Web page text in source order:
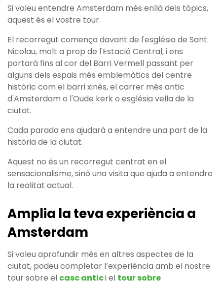
Si voleu entendre Amsterdam més enllà dels tòpics,
aquest és el vostre tour.
El recorregut comença davant de l'església de Sant
Nicolau, molt a prop de l'Estació Central, i ens
portarà fins al cor del Barri Vermell passant per
alguns dels espais més emblemàtics del centre
històric com el barri xinès, el carrer més antic
d'Amsterdam o l'Oude kerk o església vella de la
ciutat.
Cada parada ens ajudarà a entendre una part de la
història de la ciutat.
Aquest no és un recorregut centrat en el
sensacionalisme, sinó una visita que ajuda a entendre
la realitat actual.
Amplia la teva experiència a
Amsterdam
Si voleu aprofundir més en altres aspectes de la
ciutat, podeu completar l’experiència amb el nostre
tour sobre el casc antici el tour sobre